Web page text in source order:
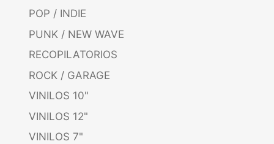
POP / INDIE
PUNK / NEW WAVE
RECOPILATORIOS
ROCK / GARAGE
VINILOS 10"
VINILOS 12"
VINILOS 7"